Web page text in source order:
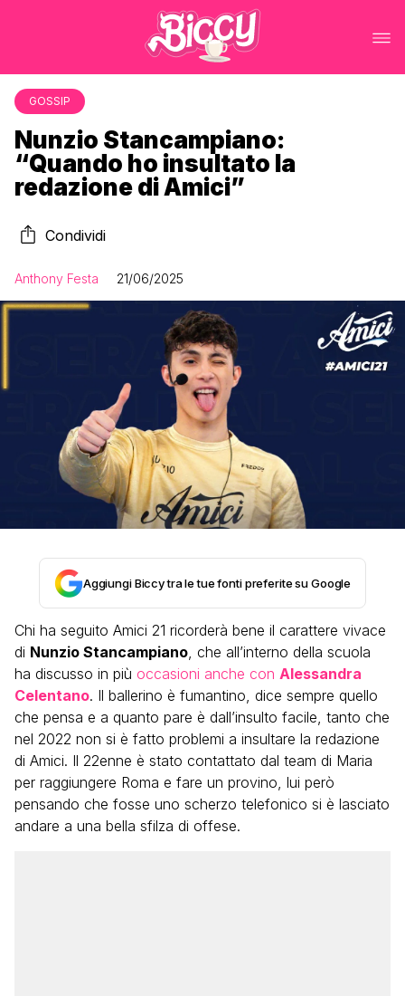
GOSSIP
Nunzio Stancampiano:
“Quando ho insultato la
redazione di Amici”
Condividi
Anthony Festa 21/06/2025
Aggiungi Biccy tra le tue fonti preferite su Google
Chi ha seguito Amici 21 ricorderà bene il carattere vivace
di Nunzio Stancampiano, che all’interno della scuola
ha discusso in più occasioni anche con Alessandra
Celentano. Il ballerino è fumantino, dice sempre quello
che pensa e a quanto pare è dall’insulto facile, tanto che
nel 2022 non si è fatto problemi a insultare la redazione
di Amici. Il 22enne è stato contattato dal team di Maria
per raggiungere Roma e fare un provino, lui però
pensando che fosse uno scherzo telefonico si è lasciato
andare a una bella sfilza di offese.